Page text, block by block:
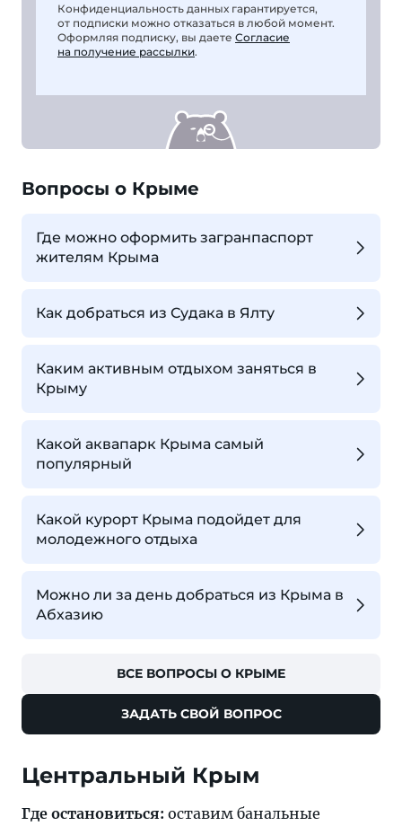
Конфиденциальность данных гарантируется,
от подписки можно отказаться в любой момент.
Оформляя подписку, вы даете Согласие
на получение рассылки.
Вопросы о Крыме
Где можно оформить загранпаспорт
жителям Крыма
Как добраться из Судака в Ялту
Каким активным отдыхом заняться в
Крыму
Какой аквапарк Крыма самый
популярный
Какой курорт Крыма подойдет для
молодежного отдыха
Можно ли за день добраться из Крыма в
Абхазию
ВСЕ ВОПРОСЫ О КРЫМЕ
ЗАДАТЬ СВОЙ ВОПРОС
Центральный Крым
Где остановиться: оставим банальные